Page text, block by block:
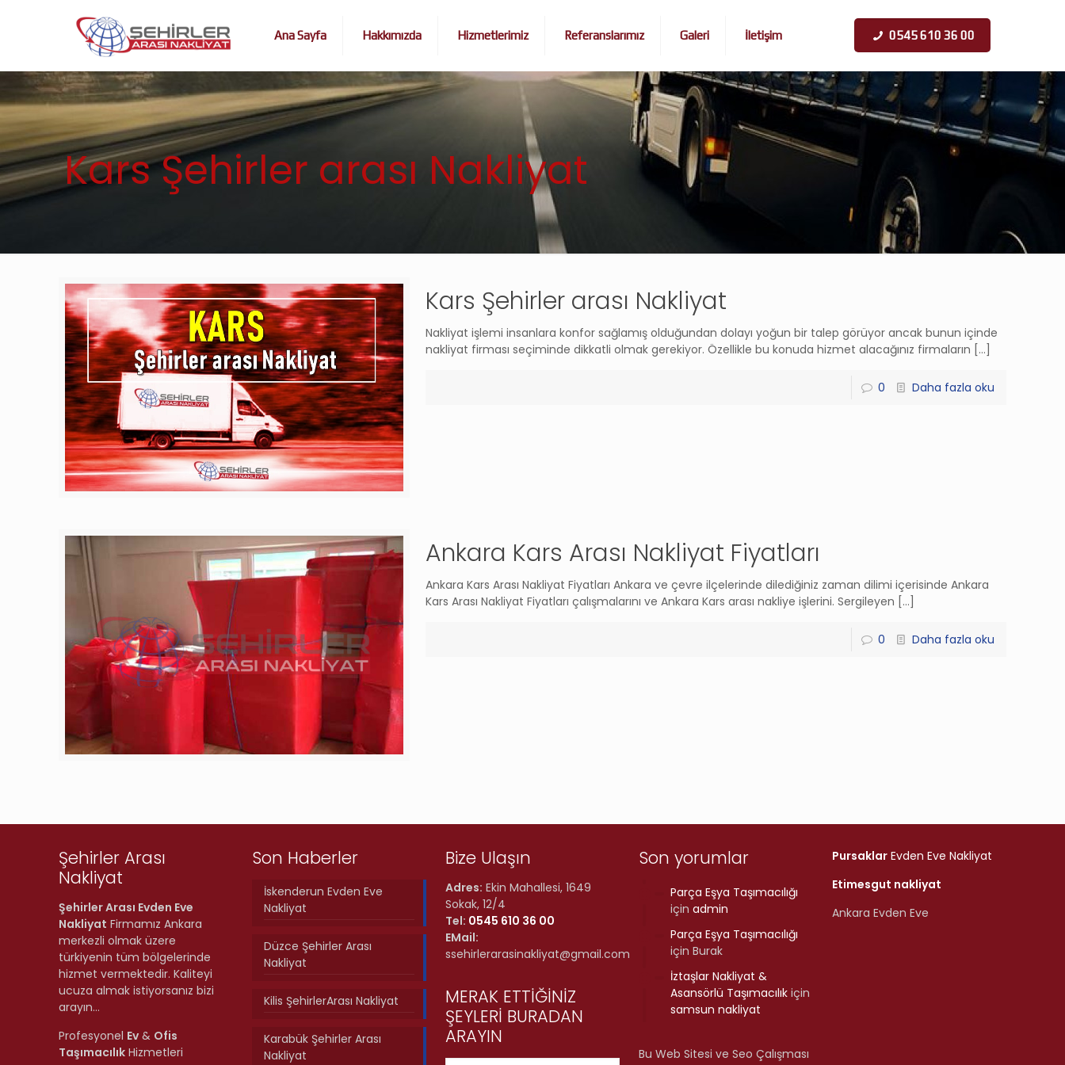
Ana Sayfa Hakkımızda Hizmetlerimiz Referanslarımız Galeri İletişim 0545 610 36 00
Kars Şehirler arası Nakliyat
Kars Şehirler arası Nakliyat
Nakliyat işlemi insanlara konfor sağlamış olduğundan dolayı yoğun bir talep görüyor ancak bunun içinde
nakliyat firması seçiminde dikkatli olmak gerekiyor. Özellikle bu konuda hizmet alacağınız firmaların […]
0 Daha fazla oku
Ankara Kars Arası Nakliyat Fiyatları
Ankara Kars Arası Nakliyat Fiyatları Ankara ve çevre ilçelerinde dilediğiniz zaman dilimi içerisinde Ankara
Kars Arası Nakliyat Fiyatları çalışmalarını ve Ankara Kars arası nakliye işlerini. Sergileyen […]
0 Daha fazla oku
Şehirler Arası
Nakliyat
Şehirler Arası Evden Eve
Nakliyat Firmamız Ankara
merkezli olmak üzere
türkiyenin tüm bölgelerinde
hizmet vermektedir. Kaliteyi
ucuza almak istiyorsanız bizi
arayın…
Profesyonel Ev & Ofis
Taşımacılık Hizmetleri
Son Haberler
İskenderun Evden Eve
Nakliyat
Düzce Şehirler Arası
Nakliyat
Kilis ŞehirlerArası Nakliyat
Karabük Şehirler Arası
Nakliyat
Bize Ulaşın
Adres: Ekin Mahallesi, 1649
Sokak, 12/4
Tel: 0545 610 36 00
EMail:
ssehirlerarasinakliyat@gmail.com
MERAK ETTİĞİNİZ
ŞEYLERİ BURADAN
ARAYIN
Son yorumlar
Parça Eşya Taşımacılığı
içinadmin
Parça Eşya Taşımacılığı
içinBurak
İztaşlar Nakliyat &
Asansörlü Taşımacılık için
samsun nakliyat
Bu Web Sitesi ve Seo Çalışması
Pursaklar Evden Eve Nakliyat
Etimesgut nakliyat
Ankara Evden Eve